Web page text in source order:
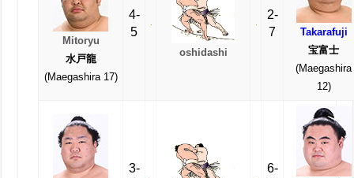
Mitoryu
水戸龍
(Maegashira 17)
4-
5
oshidashi
2-
7
Takarafuji
宝富士
(Maegashira
12)
3-
6-